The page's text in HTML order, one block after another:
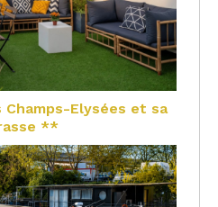
Champs-Elysées et sa
**